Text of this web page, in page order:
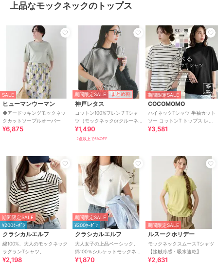
上品なモックネックのトップス
SALE
ヒューマンウーマン
◆アードッキングモックネッ
クカットソープルオーバー
¥6,875
期間限定SALE まとめ割
神戸レタス
コットン100%フレンチTシャ
ツ（モックネックorクルーネ
ック） [C4819]
¥1,490
2点以上で5%OFF
期間限定SALE
COCOMOMO
ハイネックTシャツ 半袖カット
ソー コットンT トップス レデ
ィース モックネック 半袖シャ
¥3,581
期間限定SALE
¥200ｸｰﾎﾟﾝ
クラシカルエルフ
綿100%、大人のモックネック
ラグランTシャツ。
¥2,198
期間限定SALE
¥200ｸｰﾎﾟﾝ
クラシカルエルフ
大人女子の上品ベーシック。
綿100％シルケットモックネッ
クフレンチTシャツ(刺繍)
¥1,870
期間限定SALE
ルスークホリデー
モックネックスムースTシャツ
【接触冷感・吸水速乾】
¥2,631